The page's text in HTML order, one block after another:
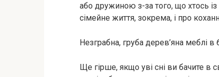
або дружиною з-за того, що хтось
сімейне життя, зокрема, і про
Незграбна, груба дерев’яна меблі
Ще гірше, якщо уві сні ви бачите в